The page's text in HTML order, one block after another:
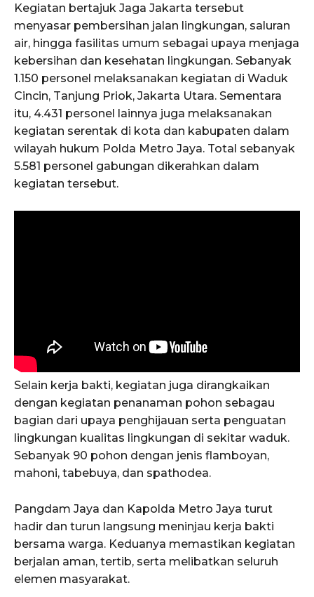
Kegiatan bertajuk Jaga Jakarta tersebut
menyasar pembersihan jalan lingkungan, saluran
air, hingga fasilitas umum sebagai upaya menjaga
kebersihan dan kesehatan lingkungan. Sebanyak
1.150 personel melaksanakan kegiatan di Waduk
Cincin, Tanjung Priok, Jakarta Utara. Sementara
itu, 4.431 personel lainnya juga melaksanakan
kegiatan serentak di kota dan kabupaten dalam
wilayah hukum Polda Metro Jaya. Total sebanyak
5.581 personel gabungan dikerahkan dalam
kegiatan tersebut.
Selain kerja bakti, kegiatan juga dirangkaikan
dengan kegiatan penanaman pohon sebagau
bagian dari upaya penghijauan serta penguatan
lingkungan kualitas lingkungan di sekitar waduk.
Sebanyak 90 pohon dengan jenis flamboyan,
mahoni, tabebuya, dan spathodea.
Pangdam Jaya dan Kapolda Metro Jaya turut
hadir dan turun langsung meninjau kerja bakti
bersama warga. Keduanya memastikan kegiatan
berjalan aman, tertib, serta melibatkan seluruh
elemen masyarakat.